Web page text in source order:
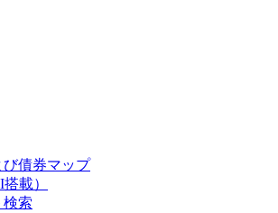
債券マップ
載）
検索